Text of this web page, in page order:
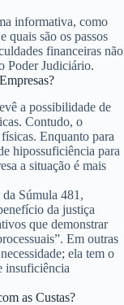
informativa, como
quais são os passos
financeiras não
Poder Judiciário.
a possibilidade de
Contudo, o
Enquanto para
hipossuficiência para
a situação é mais
Súmula 481,
da justiça
que demonstrar
. Em outras
ela tem o
insuficiência
as Custas?